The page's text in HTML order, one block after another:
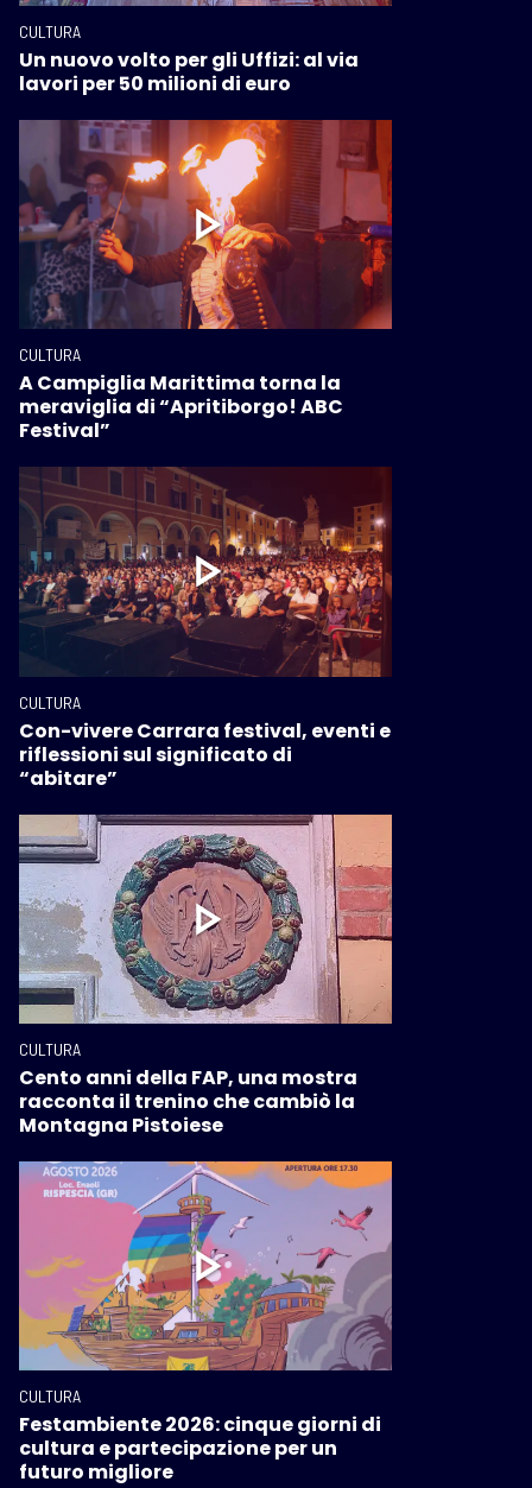
CULTURA
Un nuovo volto per gli Uffizi: al via
lavori per 50 milioni di euro
CULTURA
A Campiglia Marittima torna la
meraviglia di “Apritiborgo! ABC
Festival”
CULTURA
Con-vivere Carrara festival, eventi e
riflessioni sul significato di
“abitare”
CULTURA
Cento anni della FAP, una mostra
racconta il trenino che cambiò la
Montagna Pistoiese
CULTURA
Festambiente 2026: cinque giorni di
cultura e partecipazione per un
futuro migliore